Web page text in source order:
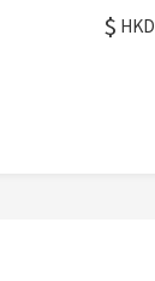
$ HKD